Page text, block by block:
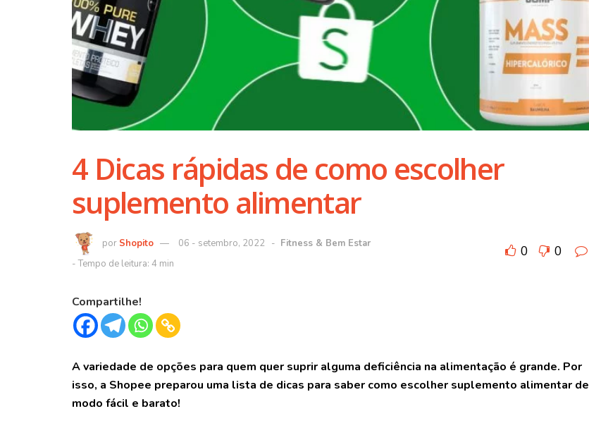
4 Dicas rápidas de como escolher
suplemento alimentar
Shopito 06 - setembro, 2022 Fitness & Bem Estar 0 0
Compartilhe!
A variedade de opções para quem quer suprir alguma deficiência na alimentação é grande. Por
isso, a Shopee preparou uma lista de dicas para saber como escolher suplemento alimentar de
modo fácil e barato!